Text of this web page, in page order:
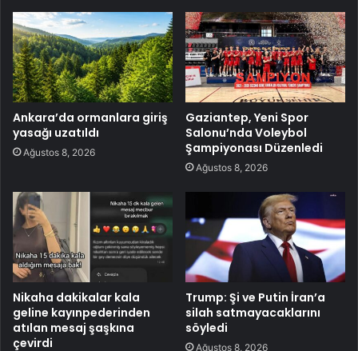
Ankara’da ormanlara giriş
yasağı uzatıldı
Ağustos 8, 2026
Gaziantep, Yeni Spor
Salonu’nda Voleybol
Şampiyonası Düzenledi
Ağustos 8, 2026
Nikaha dakikalar kala
geline kayınpederinden
atılan mesaj şaşkına
çevirdi
Trump: Şi ve Putin İran’a
silah satmayacaklarını
söyledi
Ağustos 8, 2026